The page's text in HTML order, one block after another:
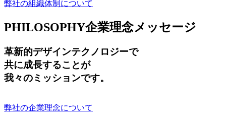
弊社の組織体制について
PHILOSOPHY企業理念メッセージ
革新的デザインテクノロジーで
共に成長することが
我々のミッションです。
弊社の企業理念について